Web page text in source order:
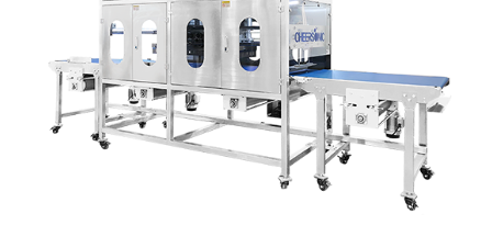
三角蛋糕切割机
条状奶酪切片
挤出奶酪切片
三明治切割机
寿司切割机
常温面团切割
冷冻面团切割
糕点/糖果
牛轧糖切割
宠物食品